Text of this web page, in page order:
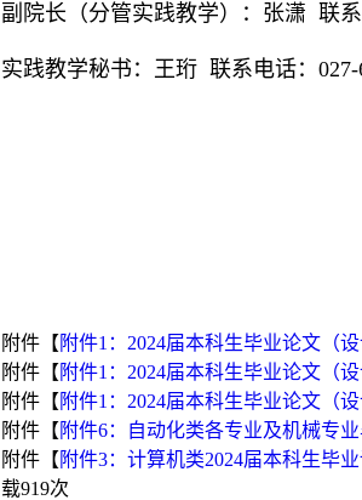
副院长（分管实践教学）：张潇 联系
实践教学秘书：王珩 联系电话：027-
附件【 附件1：2024届本科生毕业论文（
附件【 附件1：2024届本科生毕业论文（
附件【 附件1：2024届本科生毕业论文（
附件【 附件6：自动化类各专业及机械专
附件【 附件3：计算机类2024届本科生毕
载919次